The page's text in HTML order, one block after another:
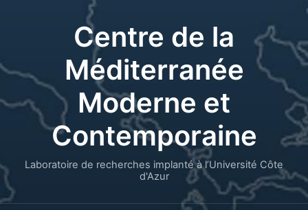
Centre de la
Méditerranée
Moderne et
Contemporaine
Laboratoire de recherches implanté à l’Université Côte
d'Azur